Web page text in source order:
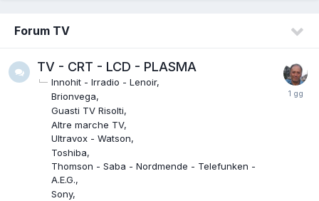
Forum TV
TV - CRT - LCD - PLASMA
Innohit - Irradio - Lenoir
Brionvega
Guasti TV Risolti
Altre marche TV
Ultravox - Watson
Toshiba
Thomson - Saba - Nordmende - Telefunken -
A.E.G.
Sony